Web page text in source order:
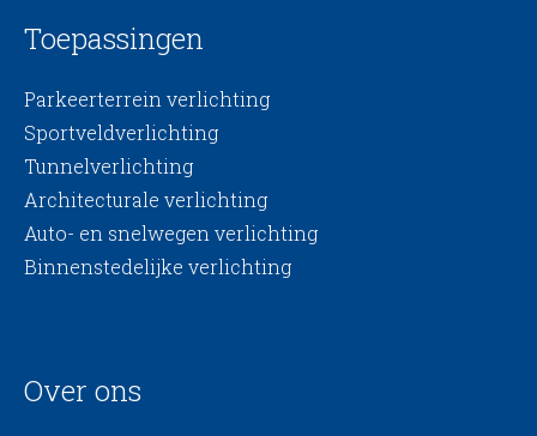
Toepassingen
Parkeerterrein verlichting
Sportveldverlichting
Tunnelverlichting
Architecturale verlichting
Auto- en snelwegen verlichting
Binnenstedelijke verlichting
Over ons